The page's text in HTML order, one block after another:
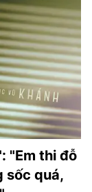
"Em thi đỗ
sốc quá,